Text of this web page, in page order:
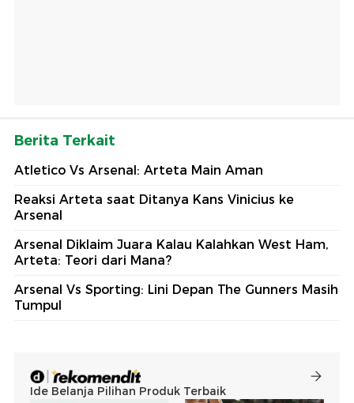
Berita Terkait
Atletico Vs Arsenal: Arteta Main Aman
Reaksi Arteta saat Ditanya Kans Vinicius ke
Arsenal
Arsenal Diklaim Juara Kalau Kalahkan West Ham,
Arteta: Teori dari Mana?
Arsenal Vs Sporting: Lini Depan The Gunners Masih
Tumpul